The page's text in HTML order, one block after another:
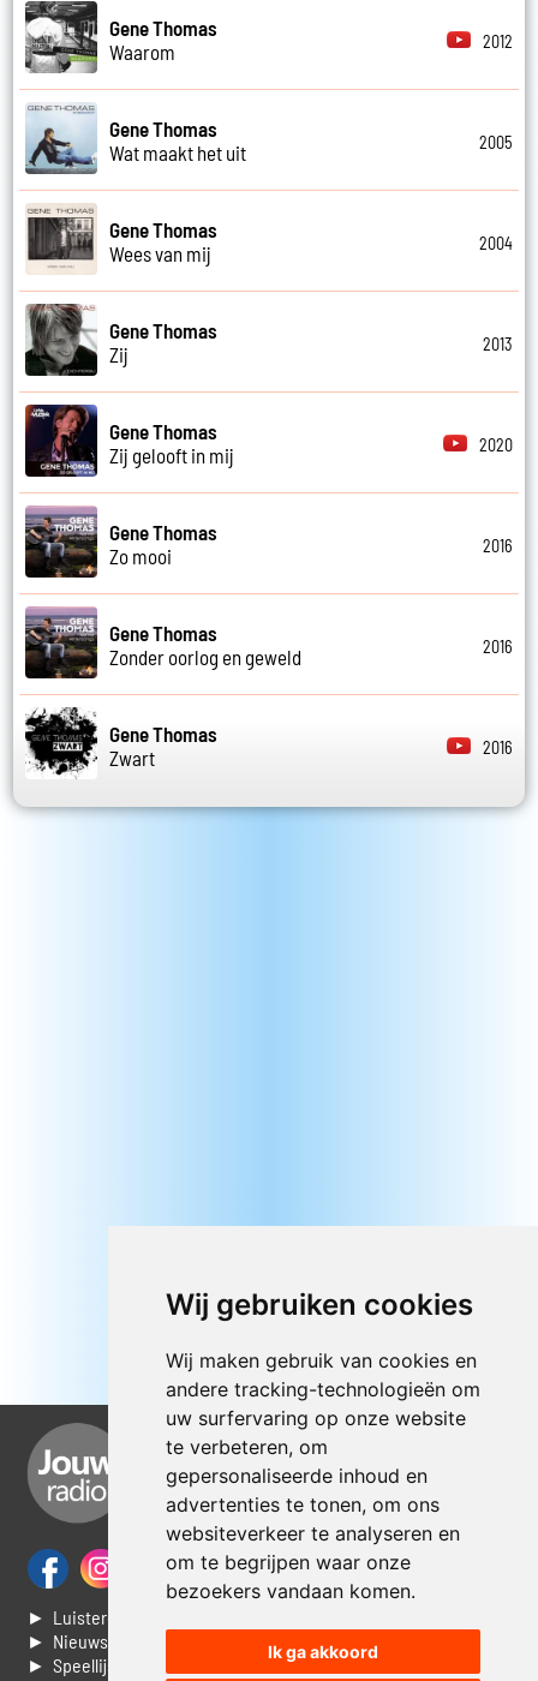
Wij gebruiken cookies
Wij maken gebruik van cookies en
andere tracking-technologieën om
uw surfervaring op onze website
te verbeteren, om
gepersonaliseerde inhoud en
advertenties te tonen, om ons
websiteverkeer te analyseren en
om te begrijpen waar onze
bezoekers vandaan komen.
Ik ga akkoord
Gene Thomas
Waarom
2012
Gene Thomas
Wat maakt het uit
2005
Gene Thomas
Wees van mij
2004
Gene Thomas
Zij
2013
Gene Thomas
Zij gelooft in mij
2020
Gene Thomas
Zo mooi
2016
Gene Thomas
Zonder oorlog en geweld
2016
Gene Thomas
Zwart
2016
► Luisteren naar Jouwradio
► Nieuws
► Speellijst